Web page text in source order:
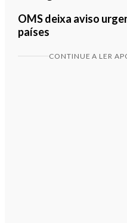
OMS deixa aviso
países
CONTINUE A LER